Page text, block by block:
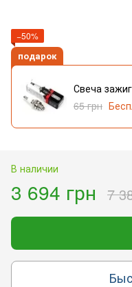
−50%
подарок
Свеча
65 грн
В наличии
3 694 грн 7